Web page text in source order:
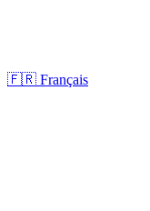
🇫🇷 Français